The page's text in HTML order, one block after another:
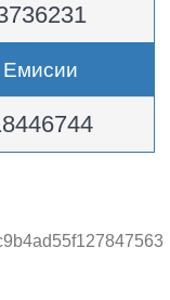
Емисии